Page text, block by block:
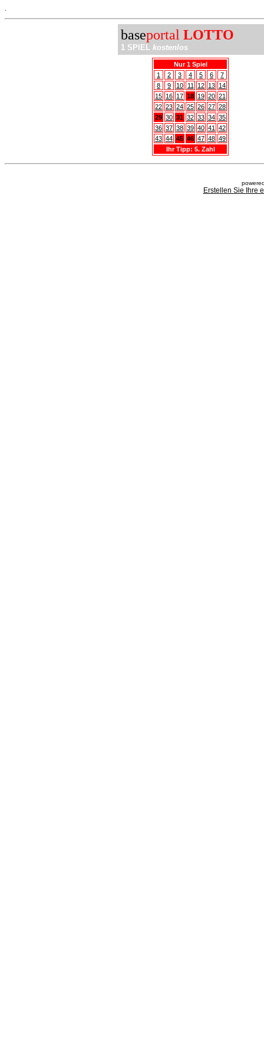
baseportal LOTTO
1 SPIEL kostenlos
Nur 1 Spiel
1
2 3 4 5 6
7
8
9 10 11 12 13 14
15 16 17 18 19 20 21
22 23 24 25 26 27 28
29 30 31 32 33 34 35
36 37 38 39 40 41
42
43 44 45 46 47 48 49
Ihr Tipp: 5. Zahl
Erstellen Sie Ihre